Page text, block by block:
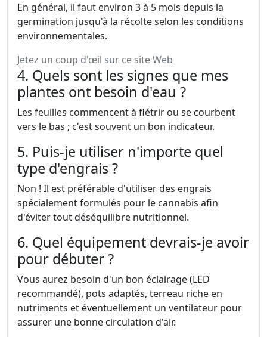
En général, il faut environ 3 à 5 mois depuis la
germination jusqu'à la récolte selon les conditions
environnementales.
Jetez un coup d'œil sur ce site Web
4. Quels sont les signes que mes
plantes ont besoin d'eau ?
Les feuilles commencent à flétrir ou se courbent
vers le bas ; c'est souvent un bon indicateur.
5. Puis-je utiliser n'importe quel
type d'engrais ?
Non ! Il est préférable d'utiliser des engrais
spécialement formulés pour le cannabis afin
d'éviter tout déséquilibre nutritionnel.
6. Quel équipement devrais-je avoir
pour débuter ?
Vous aurez besoin d'un bon éclairage (LED
recommandé), pots adaptés, terreau riche en
nutriments et éventuellement un ventilateur pour
assurer une bonne circulation d'air.